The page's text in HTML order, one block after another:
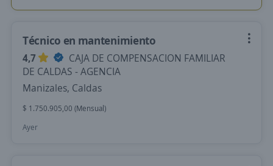
Técnico en mantenimiento
4,7
CAJA DE COMPENSACION FAMILIAR
DE CALDAS - AGENCIA
Manizales, Caldas
$ 1.750.905,00 (Mensual)
Ayer